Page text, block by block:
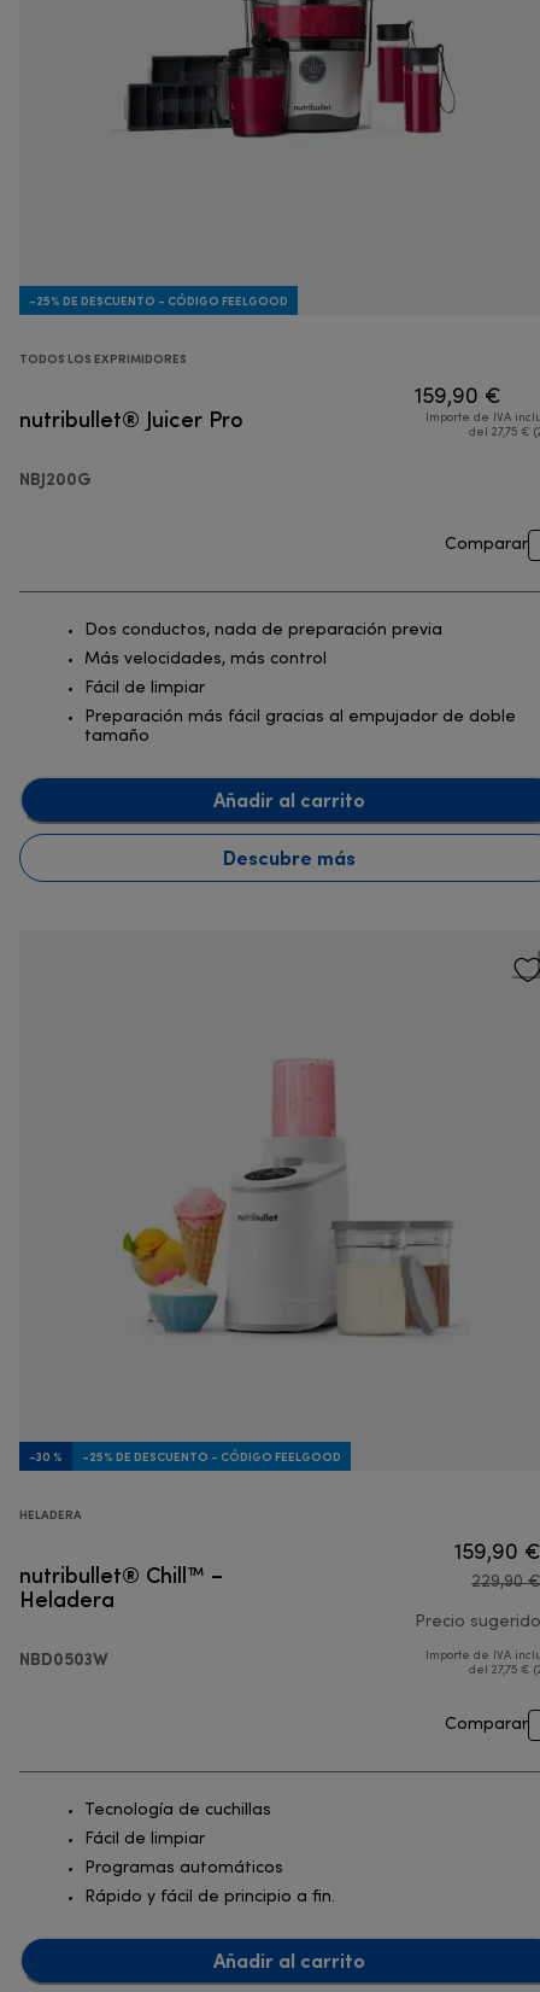
-25% DE DESCUENTO - CÓDIGO FEELGOOD
TODOS LOS EXPRIMIDORES
nutribullet® Juicer Pro
NBJ200G
159,90 €
Importe de IVA
del 27,75 €
Comparar
Dos conductos, nada de preparación previa
Más velocidades, más control
Fácil de limpiar
Preparación más fácil gracias al empujador de doble
tamaño
Añadir al carrito
Descubre más
-30 % -25% DE DESCUENTO - CÓDIGO FEELGOOD
HELADERA
nutribullet® Chill™ –
Heladera
NBD0503W
159,90 €
229,90 €
Precio sugerido
Importe de IVA
del 27,75 €
Comparar
Tecnología de cuchillas
Fácil de limpiar
Programas automáticos
Rápido y fácil de principio a fin.
Añadir al carrito